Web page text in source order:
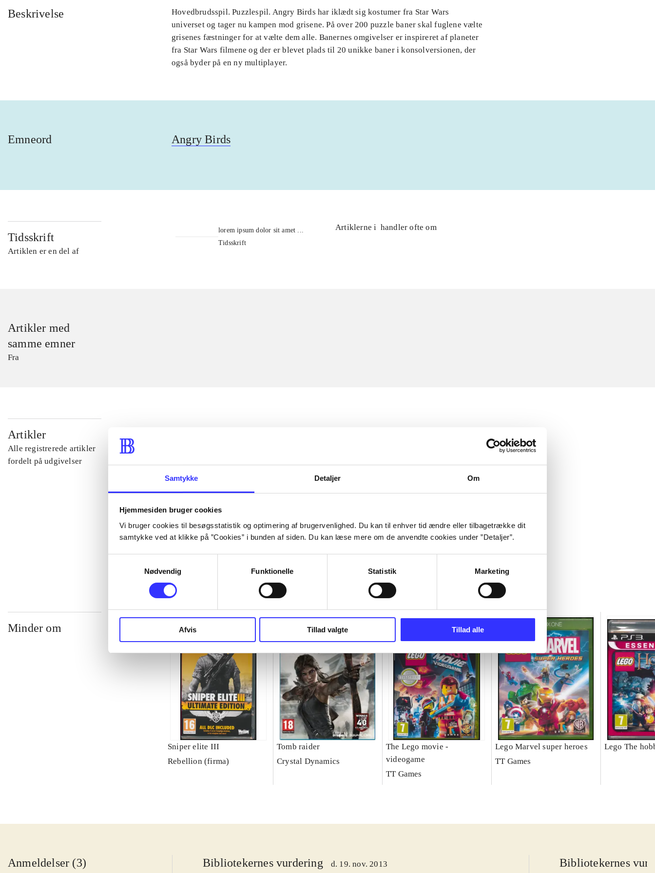
Samtykke Detaljer Om
Hjemmesiden bruger cookies
Vi bruger cookies til besøgsstatistik og optimering af brugervenlighed. Du kan til enhver tid ændre eller tilbagetrække dit
samtykke ved at klikke på ”Cookies” i bunden af siden. Du kan læse mere om de anvendte cookies under ”Detaljer”.
Nødvendig
Funktionelle Statistik Marketing
Afvis Tillad valgte Tillad alle
Beskrivelse
Hovedbrudsspil. Puzzlespil. Angry Birds har iklædt sig kostumer fra Star Wars
universet og tager nu kampen mod grisene. På over 200 puzzle baner skal fuglene vælte
grisenes fæstninger for at vælte dem alle. Banernes omgivelser er inspireret af planeter
fra Star Wars filmene og der er blevet plads til 20 unikke baner i konsolversionen, der
også byder på en ny multiplayer.
Emneord Angry Birds
Tidsskrift
Artiklen er en del af
lorem ipsum dolor sit amet ...
Tidsskrift
Artiklerne i handler ofte om
Artikler med
samme emner
Fra
Artikler
Alle registrerede artikler
fordelt på udgivelser
...
...
...
Minder om
Sniper elite III
Rebellion (firma)
Tomb raider
Crystal Dynamics
The Lego movie -
videogame
TT Games
Lego Marvel super heroes
TT Games
Lego The
Anmeldelser (3) Bibliotekernes vurdering d. 19. nov. 2013 Bibliotekernes